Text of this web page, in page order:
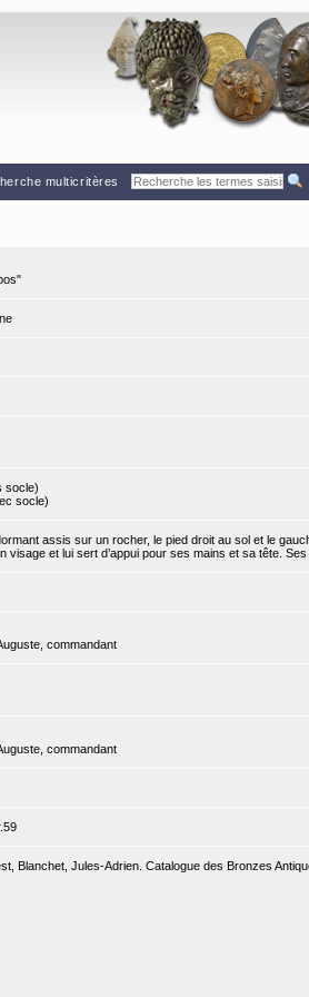
multicritères
socle)
socle)
assis sur un rocher, le pied droit au sol et le
visage et lui sert d’appui pour ses mains et sa tête.
commandant
commandant
Blanchet, Jules-Adrien. Catalogue des Bronzes